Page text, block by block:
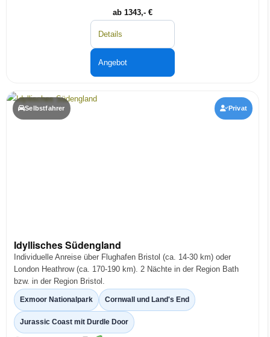
ab 1343,- €
Details
Angebot
Selbstfahrer Privat
Idyllisches Südengland
Individuelle Anreise über Flughafen Bristol (ca. 14-30 km) oder
London Heathrow (ca. 170-190 km). 2 Nächte in der Region Bath
bzw. in der Region Bristol.
Exmoor Nationalpark Cornwall und Land's End
Jurassic Coast mit Durdle Door